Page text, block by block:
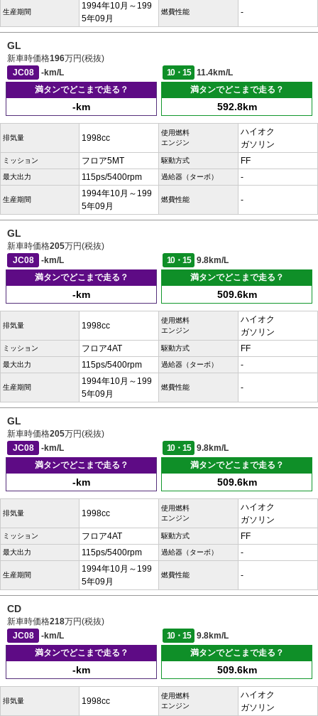
生産期間
1994年10月～199
5年09月
燃費性能 -
GL
新車時価格196万円(税抜)
JC08
-km/L 10・15
11.4km/L
満タンでどこまで走る？
-km
満タンでどこまで走る？
592.8km
排気量 1998cc
使用燃料
エンジン
ハイオク
ガソリン
ミッション フロア5MT 駆動方式 FF
最大出力 115ps/5400rpm 過給器（ターボ） -
生産期間
1994年10月～199
5年09月
燃費性能 -
GL
新車時価格205万円(税抜)
JC08
-km/L 10・15
9.8km/L
満タンでどこまで走る？
-km
満タンでどこまで走る？
509.6km
排気量 1998cc
使用燃料
エンジン
ハイオク
ガソリン
ミッション フロア4AT 駆動方式 FF
最大出力 115ps/5400rpm 過給器（ターボ） -
生産期間
1994年10月～199
5年09月
燃費性能 -
GL
新車時価格205万円(税抜)
JC08
-km/L 10・15
9.8km/L
満タンでどこまで走る？
-km
満タンでどこまで走る？
509.6km
排気量 1998cc
使用燃料
エンジン
ハイオク
ガソリン
ミッション フロア4AT 駆動方式 FF
最大出力 115ps/5400rpm 過給器（ターボ） -
生産期間
1994年10月～199
5年09月
燃費性能 -
CD
新車時価格218万円(税抜)
JC08
-km/L 10・15
9.8km/L
満タンでどこまで走る？
-km
満タンでどこまで走る？
509.6km
排気量 1998cc
使用燃料
エンジン
ハイオク
ガソリン